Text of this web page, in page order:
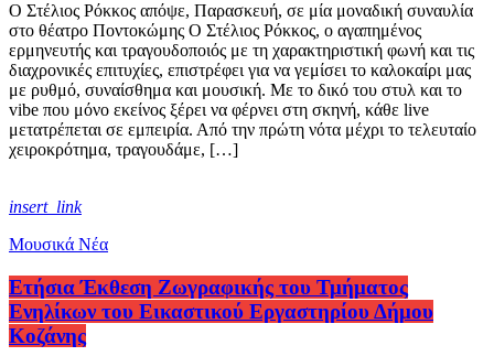
Ο Στέλιος Ρόκκος απόψε, Παρασκευή, σε μία μοναδική συναυλία
στο θέατρο Ποντοκώμης Ο Στέλιος Ρόκκος, ο αγαπημένος
ερμηνευτής και τραγουδοποιός με τη χαρακτηριστική φωνή και τις
διαχρονικές επιτυχίες, επιστρέφει για να γεμίσει το καλοκαίρι μας
με ρυθμό, συναίσθημα και μουσική. Με το δικό του στυλ και το
vibe που μόνο εκείνος ξέρει να φέρνει στη σκηνή, κάθε live
μετατρέπεται σε εμπειρία. Από την πρώτη νότα μέχρι το τελευταίο
χειροκρότημα, τραγουδάμε, […]
insert_link
Μουσικά Νέα
Ετήσια Έκθεση Ζωγραφικής του Τμήματος
Ενηλίκων του Εικαστικού Εργαστηρίου Δήμου
Κοζάνης